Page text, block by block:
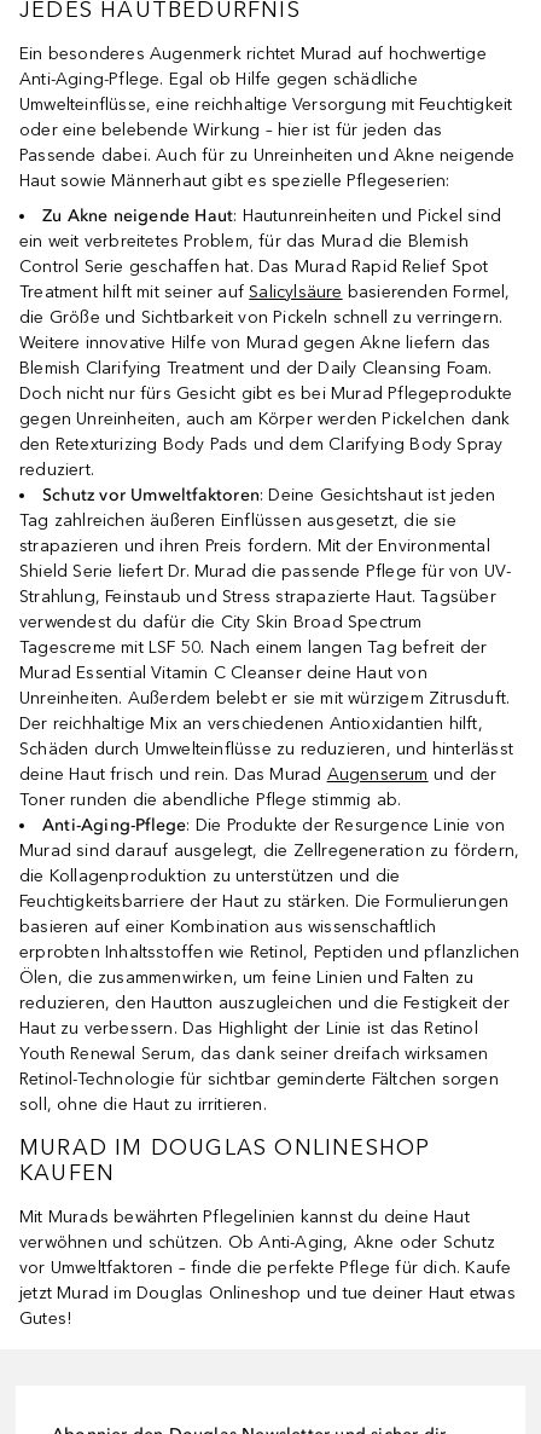
JEDES HAUTBEDÜRFNIS
Ein besonderes Augenmerk richtet Murad auf hochwertige
Anti-Aging-Pflege. Egal ob Hilfe gegen schädliche
Umwelteinflüsse, eine reichhaltige Versorgung mit Feuchtigkeit
oder eine belebende Wirkung – hier ist für jeden das
Passende dabei. Auch für zu Unreinheiten und Akne neigende
Haut sowie Männerhaut gibt es spezielle Pflegeserien:
Zu Akne neigende Haut: Hautunreinheiten und Pickel sind
ein weit verbreitetes Problem, für das Murad die Blemish
Control Serie geschaffen hat. Das Murad Rapid Relief Spot
Treatment hilft mit seiner aufSalicylsäure basierenden Formel,
die Größe und Sichtbarkeit von Pickeln schnell zu verringern.
Weitere innovative Hilfe von Murad gegen Akne liefern das
Blemish Clarifying Treatment und der Daily Cleansing Foam.
Doch nicht nur fürs Gesicht gibt es bei Murad Pflegeprodukte
gegen Unreinheiten, auch am Körper werden Pickelchen dank
den Retexturizing Body Pads und dem Clarifying Body Spray
reduziert.
Schutz vor Umweltfaktoren: Deine Gesichtshaut ist jeden
Tag zahlreichen äußeren Einflüssen ausgesetzt, die sie
strapazieren und ihren Preis fordern. Mit der Environmental
Shield Serie liefert Dr. Murad die passende Pflege für von UV-
Strahlung, Feinstaub und Stress strapazierte Haut. Tagsüber
verwendest du dafür die City Skin Broad Spectrum
Tagescreme mit LSF 50. Nach einem langen Tag befreit der
Murad Essential Vitamin C Cleanser deine Haut von
Unreinheiten. Außerdem belebt er sie mit würzigem Zitrusduft.
Der reichhaltige Mix an verschiedenen Antioxidantien hilft,
Schäden durch Umwelteinflüsse zu reduzieren, und hinterlässt
deine Haut frisch und rein. Das Murad Augenserum und der
Toner runden die abendliche Pflege stimmig ab.
Anti-Aging-Pflege: Die Produkte der Resurgence Linie von
Murad sind darauf ausgelegt, die Zellregeneration zu fördern,
die Kollagenproduktion zu unterstützen und die
Feuchtigkeitsbarriere der Haut zu stärken. Die Formulierungen
basieren auf einer Kombination aus wissenschaftlich
erprobten Inhaltsstoffen wie Retinol, Peptiden und pflanzlichen
Ölen, die zusammenwirken, um feine Linien und Falten zu
reduzieren, den Hautton auszugleichen und die Festigkeit der
Haut zu verbessern. Das Highlight der Linie ist das Retinol
Youth Renewal Serum, das dank seiner dreifach wirksamen
Retinol-Technologie für sichtbar geminderte Fältchen sorgen
soll, ohne die Haut zu irritieren.
MURAD IM DOUGLAS ONLINESHOP
KAUFEN
Mit Murads bewährten Pflegelinien kannst du deine Haut
verwöhnen und schützen. Ob Anti-Aging, Akne oder Schutz
vor Umweltfaktoren – finde die perfekte Pflege für dich. Kaufe
jetzt Murad im Douglas Onlineshop und tue deiner Haut etwas
Gutes!